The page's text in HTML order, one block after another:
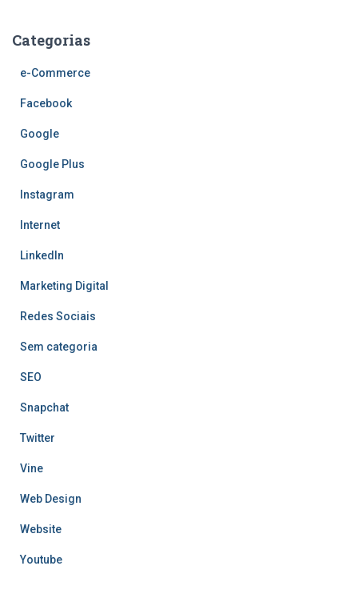
Categorias
e-Commerce
Facebook
Google
Google Plus
Instagram
Internet
LinkedIn
Marketing Digital
Redes Sociais
Sem categoria
SEO
Snapchat
Twitter
Vine
Web Design
Website
Youtube